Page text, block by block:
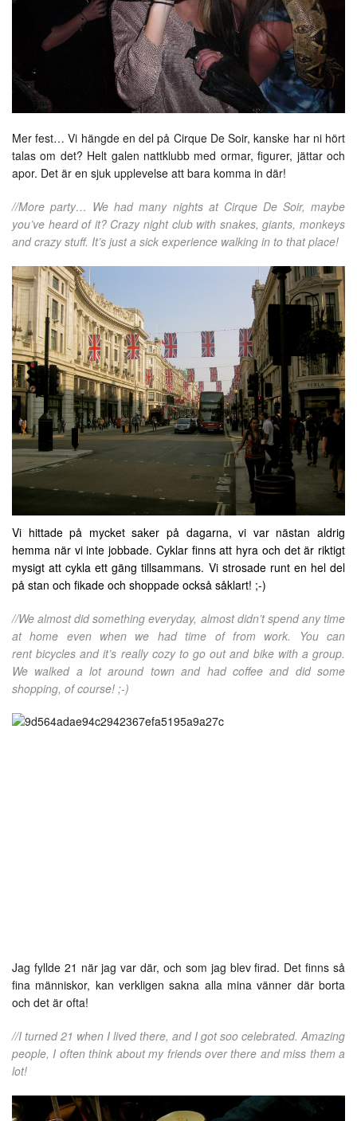
Mer fest… Vi hängde en del på Cirque De Soir, kanske har ni hört
talas om det? Helt galen nattklubb med ormar, figurer, jättar och
apor. Det är en sjuk upplevelse att bara komma in där!
//More party… We had many nights at Cirque De Soir, maybe
you’ve heard of it? Crazy night club with snakes, giants, monkeys
and crazy stuff. It’s just a sick experience walking in to that place!
Vi hittade på mycket saker på dagarna, vi var nästan aldrig
hemma när vi inte jobbade. Cyklar finns att hyra och det är riktigt
mysigt att cykla ett gäng tillsammans. Vi strosade runt en hel del
på stan och fikade och shoppade också såklart! ;-)
//We almost did something everyday, almost didn’t spend any time
at home even when we had time of from work. You can
rent bicycles and it’s really cozy to go out and bike with a group.
We walked a lot around town and had coffee and did some
shopping, of course! ;-)
Jag fyllde 21 när jag var där, och som jag blev firad. Det finns så
fina människor, kan verkligen sakna alla mina vänner där borta
och det är ofta!
//I turned 21 when I lived there, and I got soo celebrated. Amazing
people, I often think about my friends over there and miss them a
lot!